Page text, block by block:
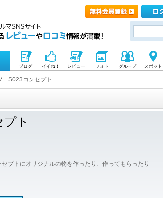
ブログ イイね！ レビュー フォト グループ スポット
S023コンセプト
ト
プトにオリジナルの物を作ったり、作ってもらったり